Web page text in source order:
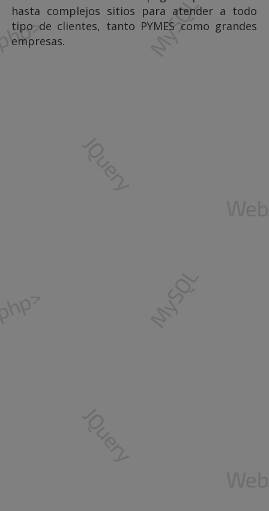
hasta complejos sitios para atender a todo
tipo de clientes, tanto PYMES como grandes
empresas.